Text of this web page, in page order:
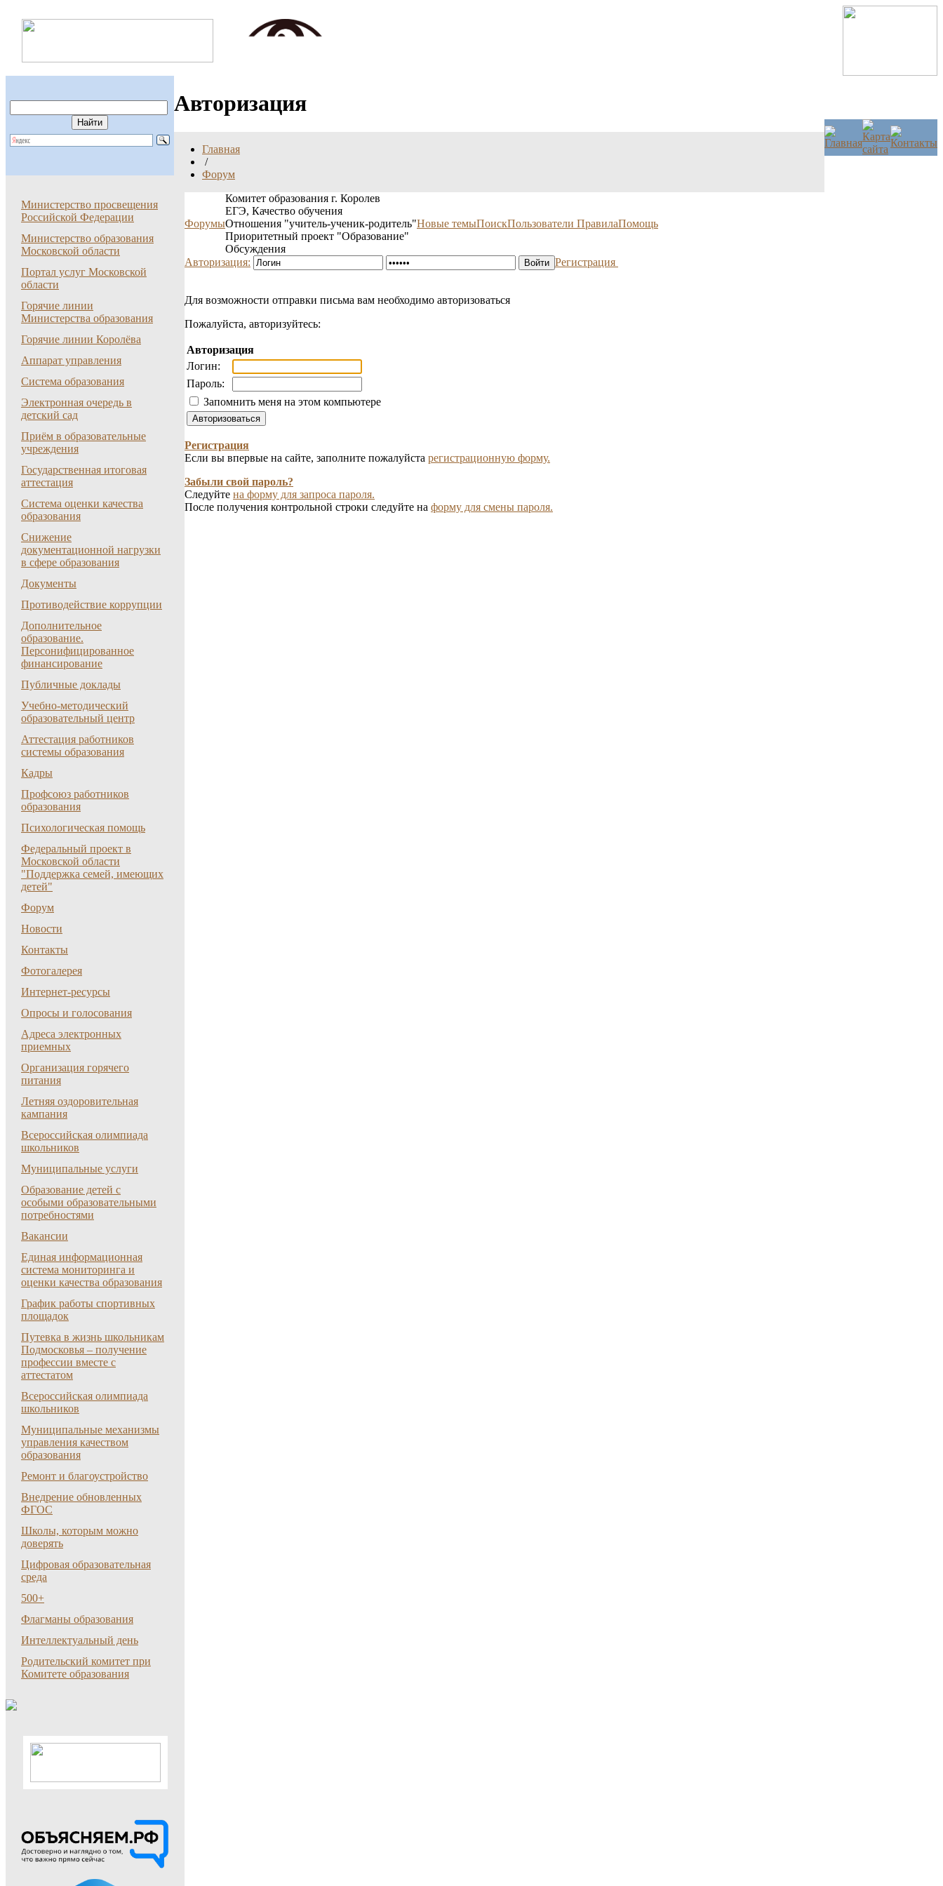
Авторизация
Главная
/
Форум
Министерство просвещения
Российской Федерации
Министерство образования
Московской области
Портал услуг Московской
области
Горячие линии
Министерства образования
Горячие линии Королёва
Аппарат управления
Система образования
Электронная очередь в
детский сад
Приём в образовательные
учреждения
Государственная итоговая
аттестация
Система оценки качества
образования
Снижение
документационной нагрузки
в сфере образования
Документы
Противодействие коррупции
Дополнительное
образование.
Персонифицированное
финансирование
Публичные доклады
Учебно-методический
образовательный центр
Аттестация работников
системы образования
Кадры
Профсоюз работников
образования
Психологическая помощь
Федеральный проект в
Московской области
"Поддержка семей, имеющих
детей"
Форум
Новости
Контакты
Фотогалерея
Интернет-ресурсы
Опросы и голосования
Адреса электронных
приемных
Организация горячего
питания
Летняя оздоровительная
кампания
Всероссийская олимпиада
школьников
Муниципальные услуги
Образование детей с
особыми образовательными
потребностями
Вакансии
Единая информационная
система мониторинга и
оценки качества образования
График работы спортивных
площадок
Путевка в жизнь школьникам
Подмосковья – получение
профессии вместе с
аттестатом
Всероссийская олимпиада
школьников
Муниципальные механизмы
управления качеством
образования
Ремонт и благоустройство
Внедрение обновленных
ФГОС
Школы, которым можно
доверять
Цифровая образовательная
среда
500+
Флагманы образования
Интеллектуальный день
Родительский комитет при
Комитете образования
Форумы
Комитет образования г. Королев
ЕГЭ, Качество обучения
Отношения "учитель-ученик-родитель"
Приоритетный проект "Образование"
Обсуждения
Новые темыПоискПользователи ПравилаПомощь
Авторизация: Регистрация
Для возможности отправки письма вам необходимо авторизоваться
Пожалуйста, авторизуйтесь:
Авторизация
Логин:
Пароль:
Запомнить меня на этом компьютере
Регистрация
Если вы впервые на сайте, заполните пожалуйста регистрационную форму.
Забыли свой пароль?
Следуйте на форму для запроса пароля.
После получения контрольной строки следуйте на форму для смены пароля.